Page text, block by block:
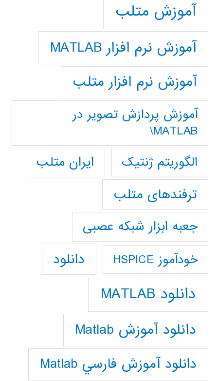
آموزش متلب
آموزش نرم افزار MATLAB
آموزش نرم افزار متلب
آموزش پردازش تصوير در
MATLAB\
الگوریتم ژنتیک
ایران متلب
ترفندهای متلب
جعبه ابزار شبکه عصبی
خودآموز HSPICE دانلود
دانلود MATLAB
دانلود آموزش Matlab
دانلود آموزش فارسي Matlab